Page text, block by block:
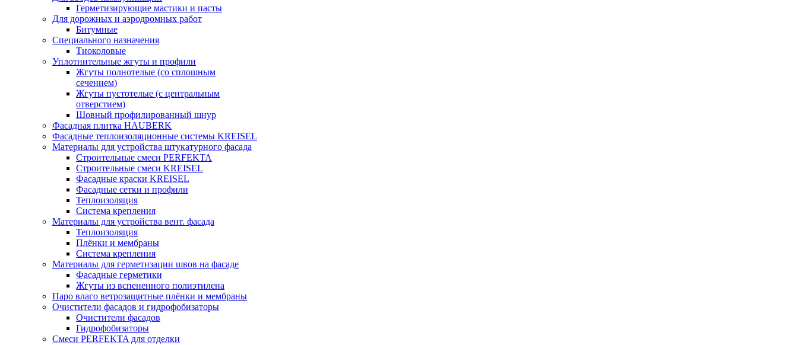
Герметизирующие мастики и пасты
Для дорожных и аэродромных работ
Битумные
Специального назначения
Тиоколовые
Уплотнительные жгуты и профили
Жгуты полнотелые (со сплошным
сечением)
Жгуты пустотелые (с центральным
отверстием)
Шовный профилированный шнур
Фасадная плитка HAUBERK
Фасадные теплоизоляционные системы KREISEL
Материалы для устройства штукатурного фасада
Строительные смеси PERFEKTA
Строительные смеси KREISEL
Фасадные краски KREISEL
Фасадные сетки и профили
Теплоизоляция
Система крепления
Материалы для устройства вент. фасада
Теплоизоляция
Плёнки и мембраны
Система крепления
Материалы для герметизации швов на фасаде
Фасадные герметики
Жгуты из вспененного полиэтилена
Паро влаго ветрозащитные плёнки и мембраны
Очистители фасадов и гидрофобизаторы
Очистители фасадов
Гидрофобизаторы
Смеси PERFEKTA для отделки